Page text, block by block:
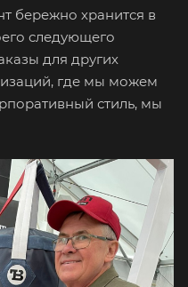
бережно хранится в
следующего
для других
где мы можем
стиль, мы